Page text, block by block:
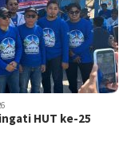
HUT ke-25